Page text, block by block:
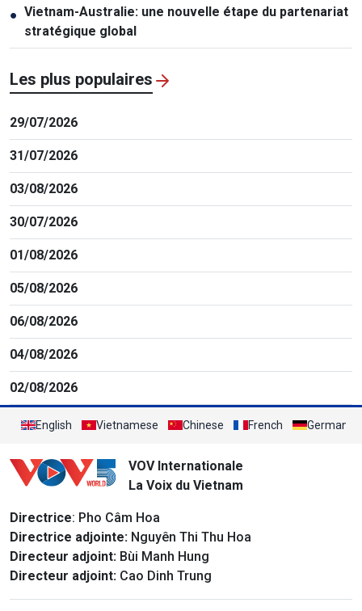
● Vietnam-Australie: une nouvelle étape du partenariat
stratégique global
Les plus populaires
29/07/2026
31/07/2026
03/08/2026
30/07/2026
01/08/2026
05/08/2026
06/08/2026
04/08/2026
02/08/2026
English Vietnamese Chinese French German
VOV Internationale
La Voix du Vietnam
Directrice: Pho Câm Hoa
Directrice adjointe: Nguyên Thi Thu Hoa
Directeur adjoint: Bùi Manh Hung
Directeur adjoint: Cao Dinh Trung